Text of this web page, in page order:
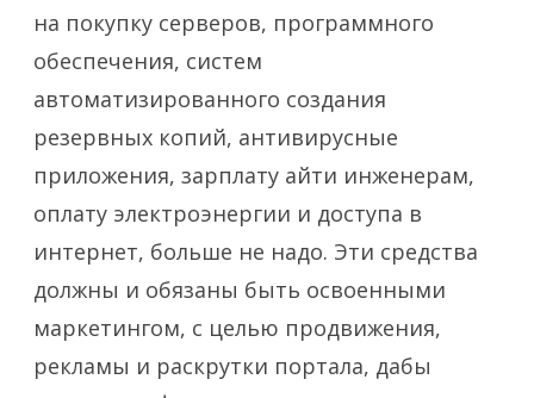
на покупку серверов, программного
обеспечения, систем
автоматизированного создания
резервных копий, антивирусные
приложения, зарплату айти инженерам,
оплату электроэнергии и доступа в
интернет, больше не надо. Эти средства
должны и обязаны быть освоенными
маркетингом, с целью продвижения,
рекламы и раскрутки портала, дабы